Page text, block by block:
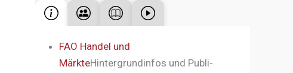
FAO Handel und
MärkteHintergrundinfos und Publi-